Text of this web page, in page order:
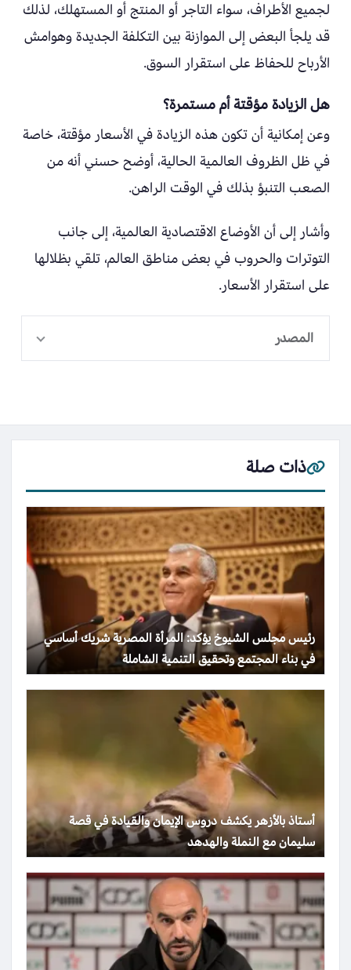
لجميع الأطراف، سواء التاجر أو المنتج أو المستهلك، لذلك
قد يلجأ البعض إلى الموازنة بين التكلفة الجديدة وهوامش
الأرباح للحفاظ على استقرار السوق.
هل الزيادة مؤقتة أم مستمرة؟
وعن إمكانية أن تكون هذه الزيادة في الأسعار مؤقتة، خاصة
في ظل الظروف العالمية الحالية، أوضح حسني أنه من
الصعب التنبؤ بذلك في الوقت الراهن.
وأشار إلى أن الأوضاع الاقتصادية العالمية، إلى جانب
التوترات والحروب في بعض مناطق العالم، تلقي بظلالها
على استقرار الأسعار.
المصدر
ذات صلة
رئيس مجلس الشيوخ يؤكد: المرأة المصرية شريك أساسي
في بناء المجتمع وتحقيق التنمية الشاملة
أستاذ بالأزهر يكشف دروس الإيمان والقيادة في قصة
سليمان مع النملة والهدهد